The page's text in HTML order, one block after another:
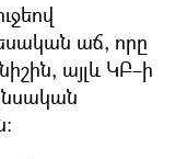
աճ, որը
այլև ԿԲ–ի